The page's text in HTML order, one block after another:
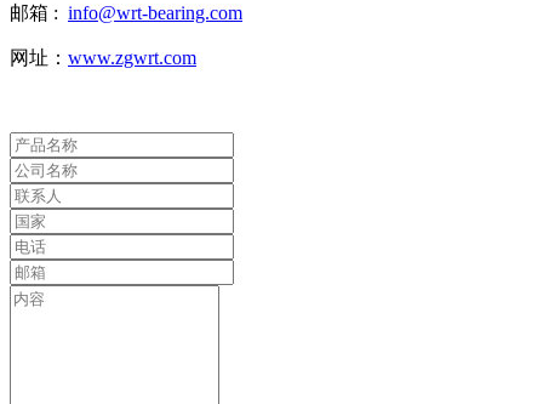
邮箱 : info@wrt-bearing.com
网址： www.zgwrt.com